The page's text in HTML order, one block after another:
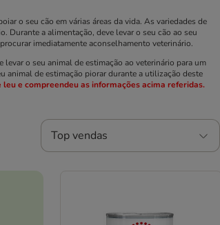
o seu cão em várias áreas da vida. As variedades de
Durante a alimentação, deve levar o seu cão ao seu
imediatamente aconselhamento veterinário.
o seu animal de estimação ao veterinário para um
animal de estimação piorar durante a utilização deste
e compreendeu as informações acima referidas.
Top vendas